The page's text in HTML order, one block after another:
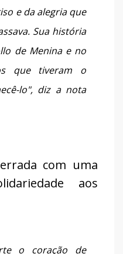
e da alegria que
Sua história
de Menina e no
que tiveram o
lo", diz a nota
com uma
aos
o coração de